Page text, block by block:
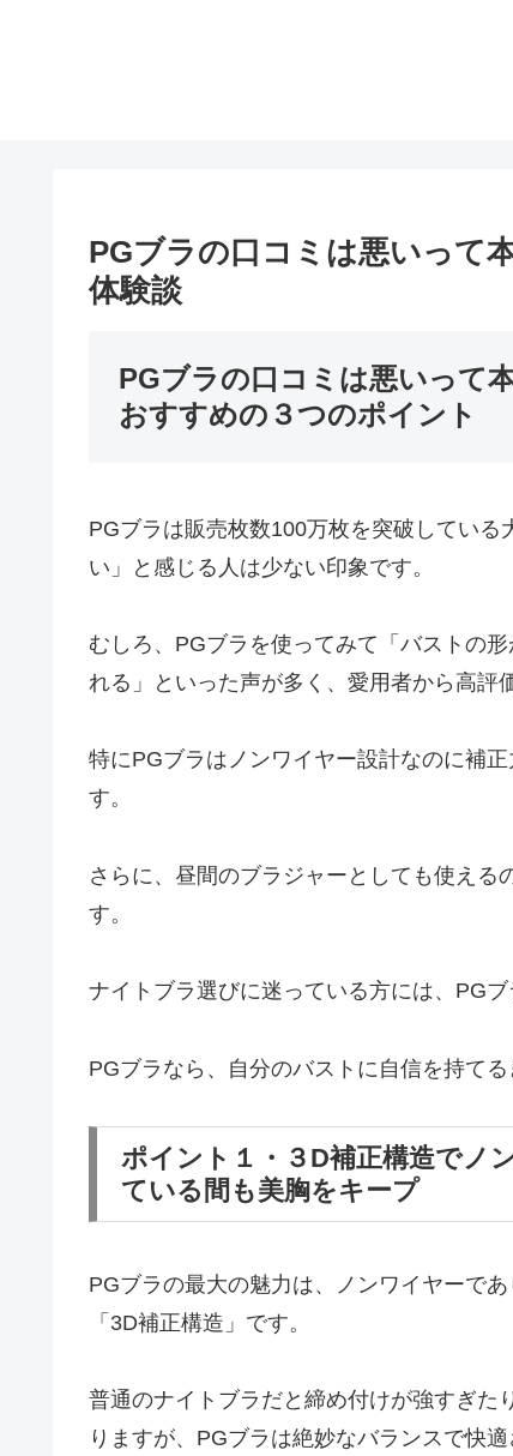
PGブラの口コミは悪いって
体験談
PGブラの口コミは悪いって
おすすめの３つのポイント
PGブラは販売枚数100万枚を突破してい
い」と感じる人は少ない印象です。
むしろ、PGブラを使ってみて「バストの
れる」といった声が多く、愛用者から高評
特にPGブラはノンワイヤー設計なのに補
す。
さらに、昼間のブラジャーとしても使え
す。
ナイトブラ選びに迷っている方には、PG
PGブラなら、自分のバストに自信を持て
ポイント１・３D補正構造でノ
ている間も美胸をキープ
PGブラの最大の魅力は、ノンワイヤーで
「3D補正構造」です。
普通のナイトブラだと締め付けが強すぎた
りますが、PGブラは絶妙なバランスで快